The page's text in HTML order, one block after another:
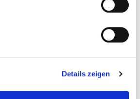
Details zeigen